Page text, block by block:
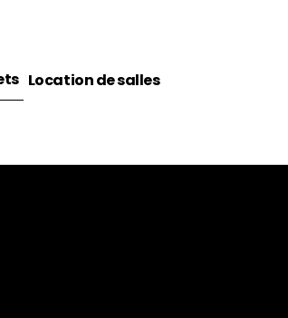
Location de salles